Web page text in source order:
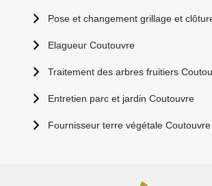
Pose et changement grillage et
Elagueur Coutouvre
Traitement des arbres fruitiers
Entretien parc et jardin Coutouvre
Fournisseur terre végétale Coutouvre